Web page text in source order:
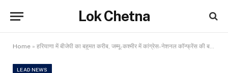
Lok Chetna
Home » हरियाणा में बीजेपी का बहुमत करीब, जम्मू-कश्मीर में कांग्रेस-नेशनल कॉन्फ्रेंस की बढ़त
LEAD NEWS